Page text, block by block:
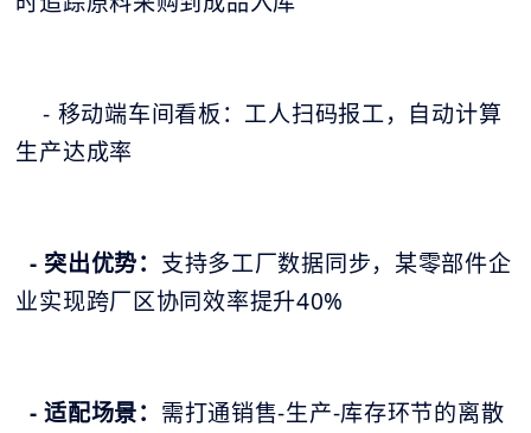
- 移动端车间看板：工人扫码报工，自动计算
生产达成率
- 突出优势： 支持多工厂数据同步，某零部件企
业实现跨厂区协同效率提升40%
- 适配场景： 需打通销售-生产-库存环节的离散